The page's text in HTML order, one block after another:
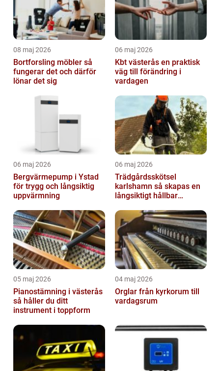
08 maj 2026
Bortforsling möbler så
fungerar det och därför
lönar det sig
06 maj 2026
Kbt västerås en praktisk
väg till förändring i
vardagen
06 maj 2026
Bergvärmepump i Ystad
för trygg och långsiktig
uppvärmning
06 maj 2026
Trädgårdsskötsel
karlshamn så skapas en
långsiktigt hållbar
05 maj 2026
Pianostämning i västerås
så håller du ditt
instrument i toppform
04 maj 2026
Orglar från kyrkorum till
vardagsrum